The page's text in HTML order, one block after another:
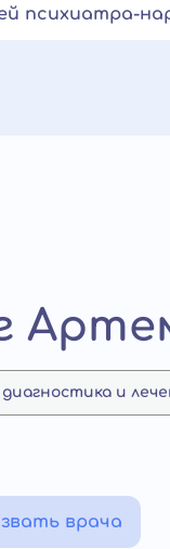
психиатра-
диагностика и
врача